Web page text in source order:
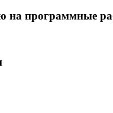
на программные